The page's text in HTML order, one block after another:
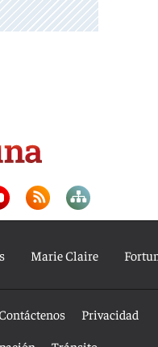
Marie Claire
Privacidad